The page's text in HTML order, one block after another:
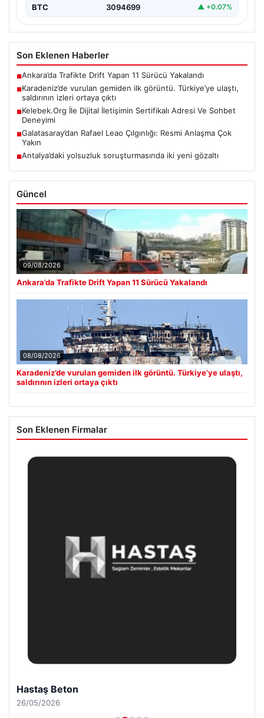
BTC 3094699 ▲ +0.07%
Son Eklenen Haberler
■Ankara’da Trafikte Drift Yapan 11 Sürücü Yakalandı
■Karadeniz’de vurulan gemiden ilk görüntü. Türkiye’ye ulaştı,
saldırının izleri ortaya çıktı
■Kelebek.Org İle Dijital İletişimin Sertifikalı Adresi Ve Sohbet
Deneyimi
■Galatasaray’dan Rafael Leao Çılgınlığı: Resmi Anlaşma Çok
Yakın
■Antalya’daki yolsuzluk soruşturmasında iki yeni gözaltı
Güncel
09/08/2026
Ankara’da Trafikte Drift Yapan 11 Sürücü Yakalandı
08/08/2026
Karadeniz’de vurulan gemiden ilk görüntü. Türkiye’ye ulaştı,
saldırının izleri ortaya çıktı
Son Eklenen Firmalar
Hastaş Beton
26/05/2026